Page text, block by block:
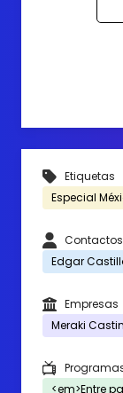
Etiquetas
Especial
Contactos
Edgar
Empresas
Meraki
<em>Entre